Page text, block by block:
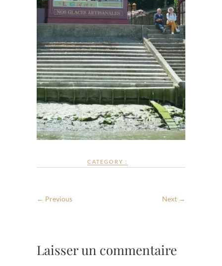
CATEGORY :
← Previous Next →
Laisser un commentaire